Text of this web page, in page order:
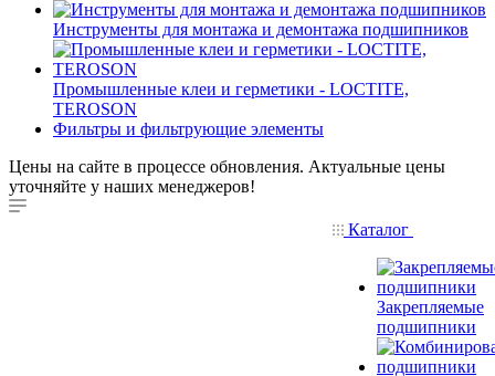
Инструменты для монтажа и демонтажа подшипников
Промышленные клеи и герметики - LOCTITE,
TEROSON
Фильтры и фильтрующие элементы
Цены на сайте в процессе обновления. Актуальные цены
уточняйте у наших менеджеров!
Каталог
Закрепляемые
подшипники